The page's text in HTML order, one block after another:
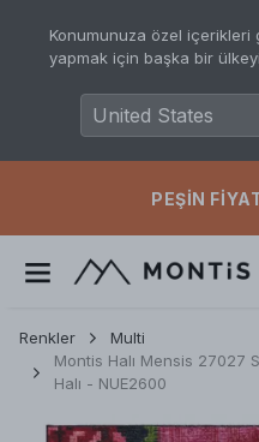
Konumunuza özel içerikleri
yapmak için başka bir
PEŞIN
Renkler
Multi
Montis Halı Mensis 27027
Halı - NUE2600